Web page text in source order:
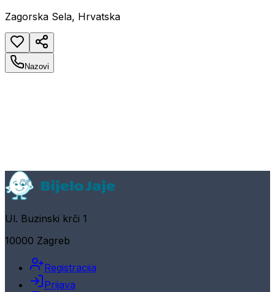
Zagorska Sela, Hrvatska
Nazovi
Ul. Buzinski krči 1
10000 Zagreb
Registracija
Prijava